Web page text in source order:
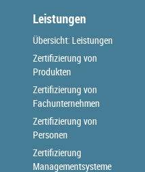
Leistungen
Übersicht: Leistungen
Zertifizierung von
Produkten
Zertifizierung von
Fachunternehmen
Zertifizierung von
Personen
Zertifizierung
Managementsysteme